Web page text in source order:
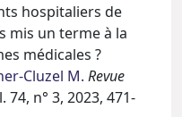
hospitaliers de
mis un terme à la
médicales ?
Cluzel M. Revue
74, n° 3, 2023, 471-